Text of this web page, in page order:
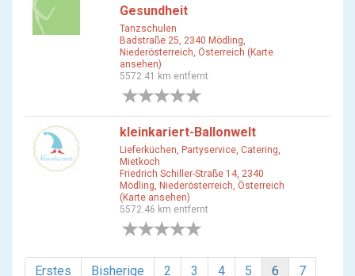
Gesundheit
Tanzschulen
Badstraße 25, 2340 Mödling,
Niederösterreich, Österreich (Karte
ansehen)
5572.41 km entfernt
kleinkariert-Ballonwelt
Lieferküchen, Partyservice, Catering,
Mietkoch
Friedrich Schiller-Straße 14, 2340
Mödling, Niederösterreich, Österreich
(Karte ansehen)
5572.46 km entfernt
Erstes Bisherige 2 3 4 5 6 7